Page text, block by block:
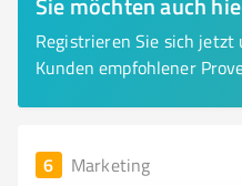
Registrieren Sie sich jetzt
Kunden empfohlener
6 Marketing